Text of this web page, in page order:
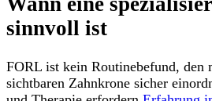
sinnvoll ist
FORL ist kein Routinebefund, den
sichtbaren Zahnkrone sicher